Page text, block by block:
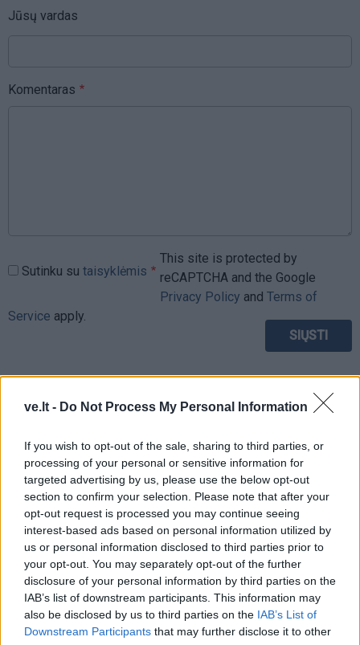
ve.lt - Do Not Process My Personal Information
If you wish to opt-out of the sale, sharing to third parties, or
processing of your personal or sensitive information for
targeted advertising by us, please use the below opt-out
section to confirm your selection. Please note that after your
opt-out request is processed you may continue seeing
interest-based ads based on personal information utilized by
us or personal information disclosed to third parties prior to
your opt-out. You may separately opt-out of the further
disclosure of your personal information by third parties on the
IAB’s list of downstream participants. This information may
also be disclosed by us to third parties on the IAB’s List of
Downstream Participants that may further disclose it to other
Jūsų vardas
Komentaras
Sutinku su taisyklėmis
This site is protected by
reCAPTCHA and the Google
Privacy Policy and Terms of
Service apply.
TAIP PAT SKAITYKITE